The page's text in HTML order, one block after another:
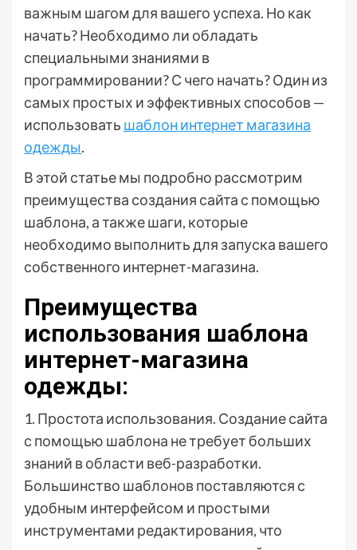
важным шагом для вашего успеха. Но как
начать? Необходимо ли обладать
специальными знаниями в
программировании? С чего начать? Один из
самых простых и эффективных способов —
использовать шаблон интернет магазина
одежды.
В этой статье мы подробно рассмотрим
преимущества создания сайта с помощью
шаблона, а также шаги, которые
необходимо выполнить для запуска вашего
собственного интернет-магазина.
Преимущества
использования шаблона
интернет-магазина
одежды:
1. Простота использования. Создание сайта
с помощью шаблона не требует больших
знаний в области веб-разработки.
Большинство шаблонов поставляются с
удобным интерфейсом и простыми
инструментами редактирования, что